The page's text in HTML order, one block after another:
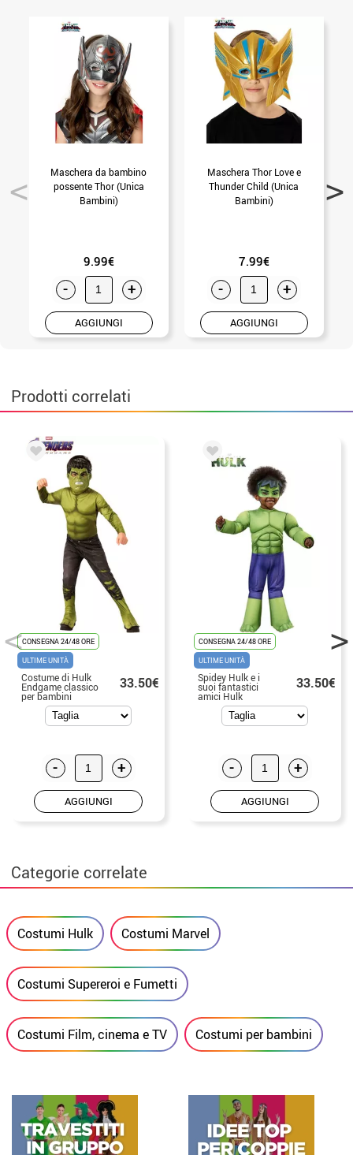
Maschera da bambino
possente Thor (Unica
Bambini)
9.99€
- +
AGGIUNGI
Maschera Thor Love e
Thunder Child (Unica
Bambini)
7.99€
- +
AGGIUNGI
Prodotti correlati
CONSEGNA 24/48 ORE
ULTIME UNITÀ
Costume di Hulk
Endgame classico
per bambini
33.50€
- +
AGGIUNGI
CONSEGNA 24/48 ORE
ULTIME UNITÀ
Spidey Hulk e i
suoi fantastici
amici Hulk
costumi per
bambini
33.50€
- +
AGGIUNGI
Categorie correlate
Costumi Hulk Costumi Marvel
Costumi Supereroi e Fumetti
Costumi Film, cinema e TV Costumi per bambini